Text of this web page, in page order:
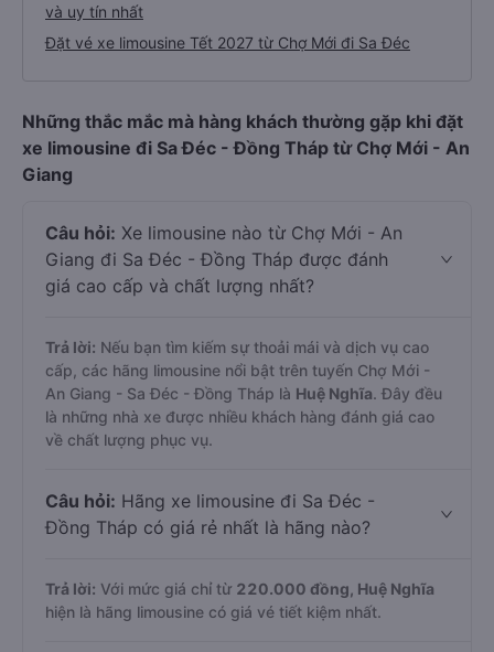
và uy tín nhất
Đặt vé xe limousine Tết 2027 từ Chợ Mới đi Sa Đéc
Những thắc mắc mà hàng khách thường gặp khi đặt
xe limousine đi Sa Đéc - Đồng Tháp từ Chợ Mới - An
Giang
Câu hỏi: Xe limousine nào từ Chợ Mới - An
Giang đi Sa Đéc - Đồng Tháp được đánh
giá cao cấp và chất lượng nhất?
Trả lời: Nếu bạn tìm kiếm sự thoải mái và dịch vụ cao
cấp, các hãng limousine nổi bật trên tuyến Chợ Mới -
An Giang - Sa Đéc - Đồng Tháp là Huệ Nghĩa. Đây đều
là những nhà xe được nhiều khách hàng đánh giá cao
về chất lượng phục vụ.
Câu hỏi: Hãng xe limousine đi Sa Đéc -
Đồng Tháp có giá rẻ nhất là hãng nào?
Trả lời: Với mức giá chỉ từ 220.000 đồng, Huệ Nghĩa
hiện là hãng limousine có giá vé tiết kiệm nhất.